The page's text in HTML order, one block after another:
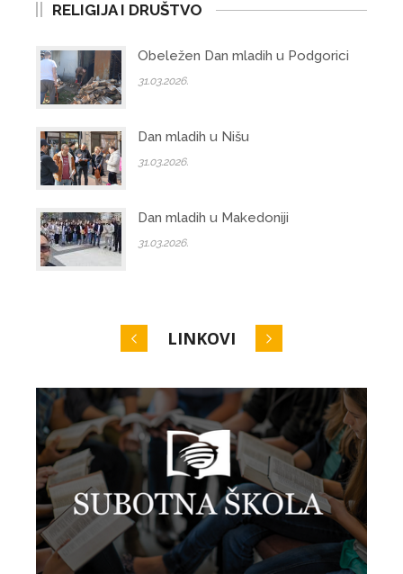
RELIGIJA I DRUŠTVO
Obeležen Dan mladih u Podgorici
31.03.2026.
Dan mladih u Nišu
31.03.2026.
Dan mladih u Makedoniji
31.03.2026.
LINKOVI